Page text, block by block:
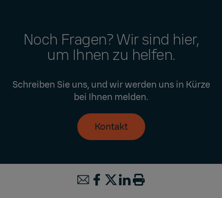
Noch Fragen? Wir sind hier,
um Ihnen zu helfen.
Schreiben Sie uns, und wir werden uns in Kürze
bei Ihnen melden.
Kontakt